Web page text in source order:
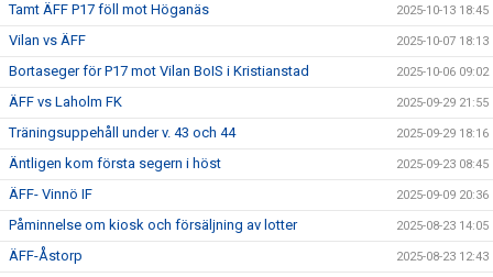
Tamt ÄFF P17 föll mot Höganäs 2025-10-13 18:45
Vilan vs ÄFF 2025-10-07 18:13
Bortaseger för P17 mot Vilan BoIS i Kristianstad 2025-10-06 09:02
ÄFF vs Laholm FK 2025-09-29 21:55
Träningsuppehåll under v. 43 och 44 2025-09-29 18:16
Äntligen kom första segern i höst 2025-09-23 08:45
ÄFF- Vinnö IF 2025-09-09 20:36
Påminnelse om kiosk och försäljning av lotter 2025-08-23 14:05
ÄFF-Åstorp 2025-08-23 12:43